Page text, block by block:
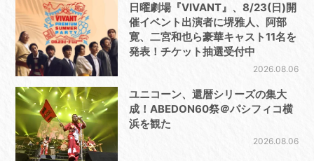
日曜劇場『VIVANT』、8/23(日)開
催イベント出演者に堺雅人、阿部
寛、二宮和也ら豪華キャスト11名を
発表！チケット抽選受付中
2026.08.06
ユニコーン、還暦シリーズの集大
成！ABEDON60祭＠パシフィコ横
浜を観た
2026.08.06